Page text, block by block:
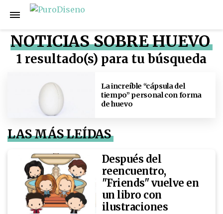
NOTICIAS SOBRE HUEVO
1 resultado(s) para tu búsqueda
La increíble “cápsula del
tiempo” personal con forma
de huevo
LAS MÁS LEÍDAS
Después del
reencuentro,
"Friends" vuelve en
un libro con
ilustraciones